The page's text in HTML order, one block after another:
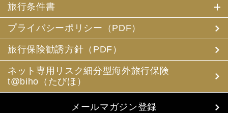
旅行条件書
プライバシーポリシー（PDF）
旅行保険勧誘方針（PDF）
ネット専用リスク細分型海外旅行保険
t@biho（たびほ）
メールマガジン登録